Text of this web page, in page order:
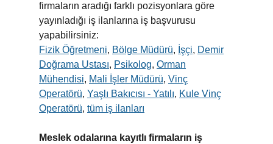
firmaların aradığı farklı pozisyonlara göre
yayınladığı iş ilanlarına iş başvurusu
yapabilirsiniz:
Fizik Öğretmeni, Bölge Müdürü, İşçi, Demir
Doğrama Ustası, Psikolog, Orman
Mühendisi, Mali İşler Müdürü, Vinç
Operatörü, Yaşlı Bakıcısı - Yatılı, Kule Vinç
Operatörü, tüm iş ilanları
Meslek odalarına kayıtlı firmaların iş